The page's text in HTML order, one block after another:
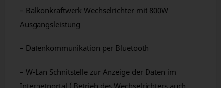
– Balkonkraftwerk Wechselrichter mit 800W
Ausgangsleistung
– Datenkommunikation per Bluetooth
– W-Lan Schnitstelle zur Anzeige der Daten im
Internetportal ( Betrieb des Wechselrichters auch